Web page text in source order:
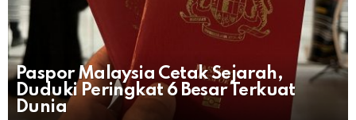
Paspor Malaysia Cetak Sejarah,
Duduki Peringkat 6 Besar Terkuat
Dunia